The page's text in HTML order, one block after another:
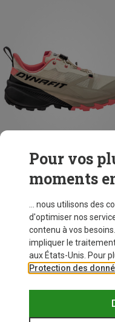
Pour vos
moments
... nous utilisons des
d'optimiser nos
contenu à vos
impliquer le
aux États-Unis. Pour
Protection des